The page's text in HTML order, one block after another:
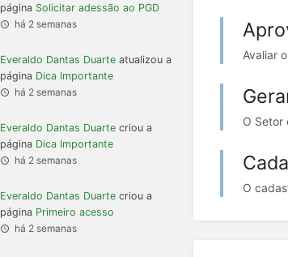
página Solicitar adessão ao PGD
há 2 semanas
Everaldo Dantas Duarte atualizou a
página Dica Importante
há 2 semanas
Everaldo Dantas Duarte criou a
página Dica Importante
há 2 semanas
Everaldo Dantas Duarte criou a
página Primeiro acesso
há 2 semanas
Avaliar
O Setor
O